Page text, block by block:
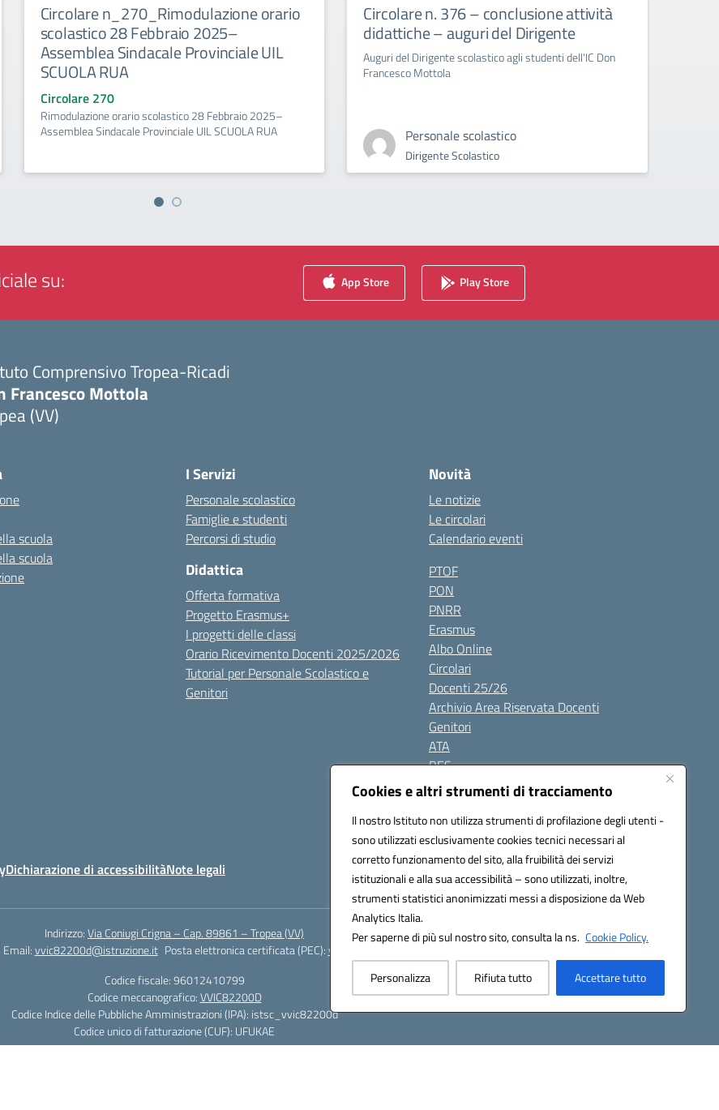
Cookies e altri strumenti di tracciamento
Il nostro Istituto non utilizza strumenti di profilazione degli utenti -
sono utilizzati esclusivamente cookies tecnici necessari al
corretto funzionamento del sito, alla fruibilità dei servizi
istituzionali e alla sua accessibilità – sono utilizzati, inoltre,
strumenti statistici anonimizzati messi a disposizione da Web
Analytics Italia.
Per saperne di più sul nostro sito, consulta la ns. Cookie Policy.
Personalizza Rifiuta tutto Accettare tutto
Circolare n_270_Rimodulazione orario
scolastico 28 Febbraio 2025–
Assemblea Sindacale Provinciale UIL
SCUOLA RUA
Circolare 270
Rimodulazione orario scolastico 28 Febbraio 2025–
Assemblea Sindacale Provinciale UIL SCUOLA RUA
Circolare n. 376 – conclusione attività
didattiche – auguri del Dirigente
Auguri del Dirigente scolastico agli studenti dell'IC Don
Francesco Mottola
Personale scolastico
Dirigente Scolastico
su: App Store Play Store
Comprensivo Tropea-Ricadi
Francesco Mottola
(VV)
scuola
scuola
I Servizi
Personale scolastico
Famiglie e studenti
Percorsi di studio
Didattica
Offerta formativa
Progetto Erasmus+
I progetti delle classi
Orario Ricevimento Docenti 2025/2026
Tutorial per Personale Scolastico e
Genitori
Novità
Le notizie
Le circolari
Calendario eventi
PTOF
PON
PNRR
Erasmus
Albo Online
Circolari
Docenti 25/26
Archivio Area Riservata Docenti
Genitori
ATA
BES
Modulistica
Gallery
Dichiarazione di accessibilitàNote legali
Indirizzo:Via Coniugi Crigna – Cap. 89861 – Tropea (VV)
Email:vvic82200d@istruzione.it Posta elettronica certificata (PEC):vvic82200d@pec.istruzione.it
Codice fiscale: 96012410799
Codice meccanografico:VVIC82200D
Codice Indice delle Pubbliche Amministrazioni (IPA): istsc_vvic82200d
Codice unico di fatturazione (CUF): UFUKAE